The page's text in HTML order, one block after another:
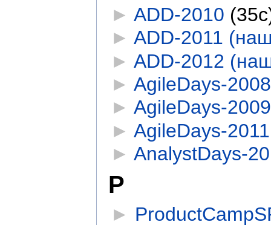
►ADD-2010
►ADD-2011
►ADD-2012
►AgileDays-
►AgileDays-
►AgileDays-
►AnalystDays-
P
►